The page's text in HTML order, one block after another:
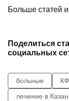
Больше статей
Поделиться
социальных
больные
лечение в